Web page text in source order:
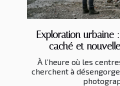
Exploration urbaine
caché et
À l’heure où les
cherchent à